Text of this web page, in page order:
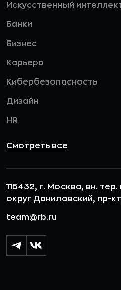
Искусственный
Банки
Бизнес
Карьера
Кибербезопасность
Дизайн
HR
Смотреть все
115432, г. Москва, вн.
округ Даниловский, пр-
team@rb.ru